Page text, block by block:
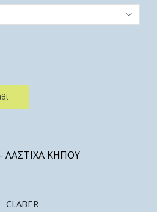
ΛΑΣΤΙΧΑ ΚΗΠΟΥ
CLABER